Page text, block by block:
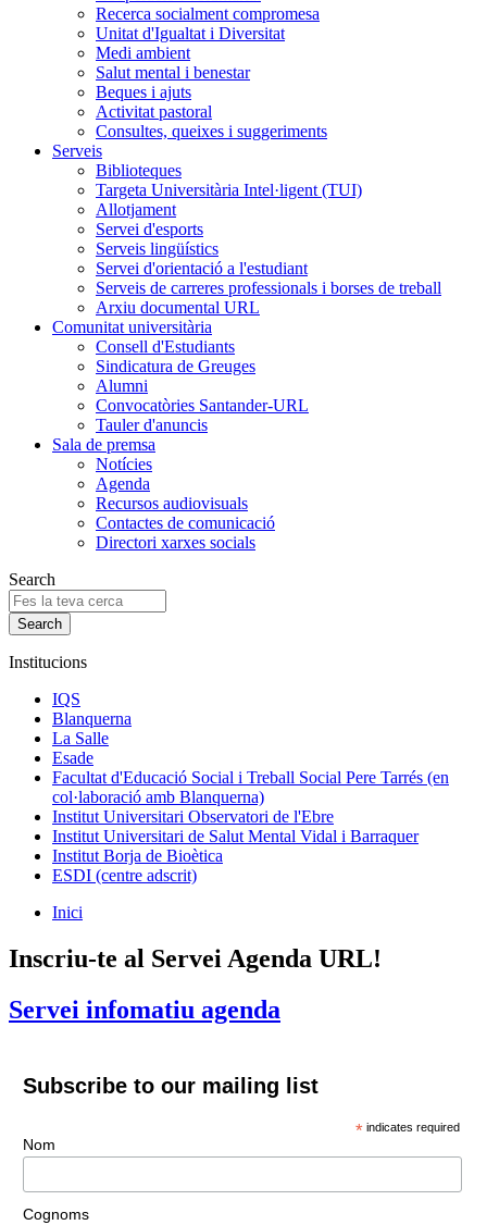
Recerca socialment compromesa
Unitat d'Igualtat i Diversitat
Medi ambient
Salut mental i benestar
Beques i ajuts
Activitat pastoral
Consultes, queixes i suggeriments
Serveis
Biblioteques
Targeta Universitària Intel·ligent (TUI)
Allotjament
Servei d'esports
Serveis lingüístics
Servei d'orientació a l'estudiant
Serveis de carreres professionals i borses de treball
Arxiu documental URL
Comunitat universitària
Consell d'Estudiants
Sindicatura de Greuges
Alumni
Convocatòries Santander-URL
Tauler d'anuncis
Sala de premsa
Notícies
Agenda
Recursos audiovisuals
Contactes de comunicació
Directori xarxes socials
Search
Institucions
IQS
Blanquerna
La Salle
Esade
Facultat d'Educació Social i Treball Social Pere Tarrés (en
col·laboració amb Blanquerna)
Institut Universitari Observatori de l'Ebre
Institut Universitari de Salut Mental Vidal i Barraquer
Institut Borja de Bioètica
ESDI (centre adscrit)
Inici
Inscriu-te al Servei Agenda URL!
Servei infomatiu agenda
Subscribe to our mailing list
* indicates required
Nom
Cognoms